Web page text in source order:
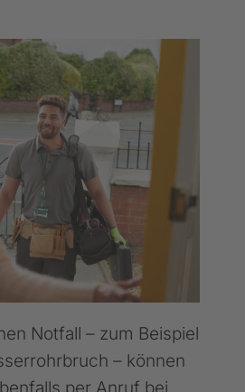
Notfall – zum Beispiel
– können
per Anruf bei